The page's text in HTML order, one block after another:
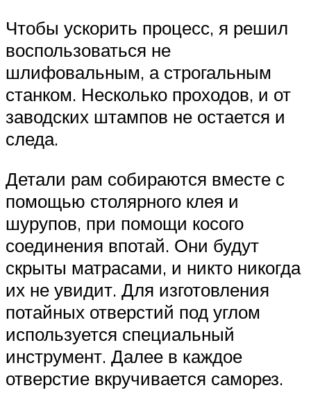
Чтобы ускорить процесс, я решил
воспользоваться не
шлифовальным, а строгальным
станком. Несколько проходов, и от
заводских штампов не остается и
следа.
Детали рам собираются вместе с
помощью столярного клея и
шурупов, при помощи косого
соединения впотай. Они будут
скрыты матрасами, и никто никогда
их не увидит. Для изготовления
потайных отверстий под углом
используется специальный
инструмент. Далее в каждое
отверстие вкручивается саморез.